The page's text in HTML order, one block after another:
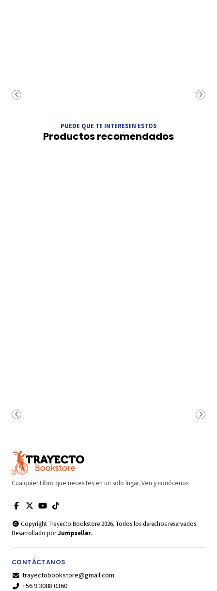
PUEDE QUE TE INTERESEN ESTOS
Productos recomendados
Cualquier Libro que necesites en un solo lugar. Ven y conócenos
Copyright Trayecto Bookstore 2026. Todos los derechos reservados.
Desarrollado porJumpseller.
CONTÁCTANOS
trayectobookstore@gmail.com
+56 9 3088 0360